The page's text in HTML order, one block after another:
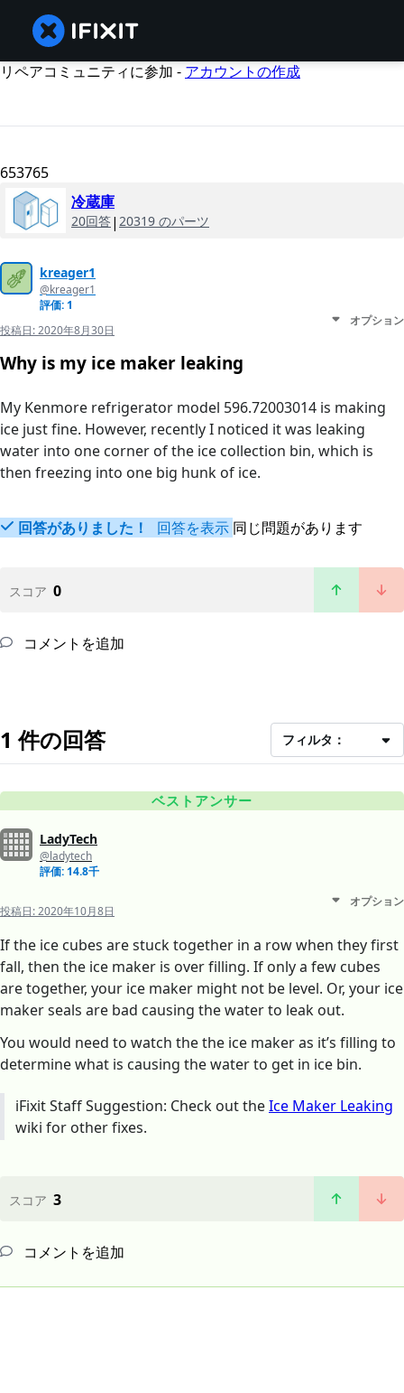
リペアコミュニティに参加 - アカウントの作成
653765
冷蔵庫
20回答| 20319 のパーツ
kreager1
@kreager1
評価: 1
投稿日:2020年8月30日
オプション
Why is my ice maker leaking
My Kenmore refrigerator model 596.72003014 is making
ice just fine. However, recently I noticed it was leaking
water into one corner of the ice collection bin, which is
then freezing into one big hunk of ice.
回答がありました！ 回答を表示 同じ問題があります
スコア 0
コメントを追加
1 件の回答 フィルタ：
ベストアンサー
LadyTech
@ladytech
評価: 14.8千
投稿日:2020年10月8日
オプション
If the ice cubes are stuck together in a row when they first
fall, then the ice maker is over filling. If only a few cubes
are together, your ice maker might not be level. Or, your ice
maker seals are bad causing the water to leak out.
You would need to watch the the ice maker as it’s filling to
determine what is causing the water to get in ice bin.
iFixit Staff Suggestion: Check out theIce Maker Leaking
wiki for other fixes.
スコア 3
コメントを追加